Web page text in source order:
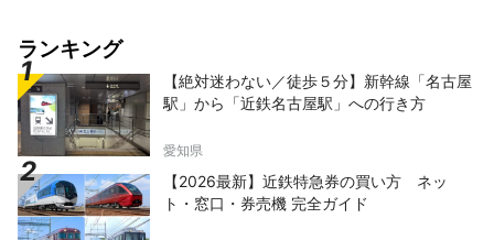
ランキング
【絶対迷わない／徒歩５分】新幹線「名古屋
駅」から「近鉄名古屋駅」への行き方
愛知県
【2026最新】近鉄特急券の買い方 ネッ
ト・窓口・券売機 完全ガイド